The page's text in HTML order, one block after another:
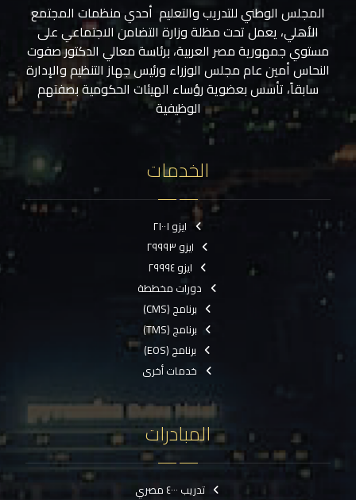
المجلس الوطني للتدريب والتعليم أحدي منظمات المجتمع
الأهلي، يعمل تحت مظلة وزارة التضامن الاجتماعي على
مستوي جمهورية مصر العربية، برئاسة معالي الدكتور صفوت
النحاس أمين عام مجلس الوزراء ورئيس جهاز التنظيم والإدارة
سابقاً، تأسس بعضوية رؤساء الهيئات الحكومية بصفتهم
الوظيفية
الخدمات
ايزو ٢١٠٠١
ايزو ٢٩٩٩٣
ايزو ٢٩٩٩٤
دورات مخططة
برنامج (CMS)
برنامج (TMS)
برنامج (EOS)
خدمات أخرى
المبادرات
تدريب ٤٠٠٠ مصري